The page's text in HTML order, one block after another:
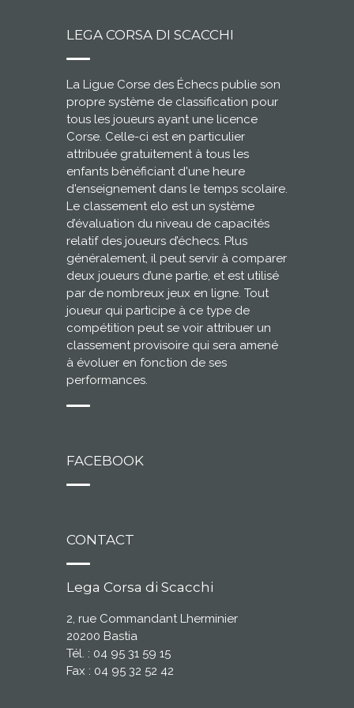
LEGA CORSA DI SCACCHI
La Ligue Corse des Échecs publie son
propre système de classification pour
tous les joueurs ayant une licence
Corse. Celle-ci est en particulier
attribuée gratuitement à tous les
enfants bénéficiant d'une heure
d'enseignement dans le temps scolaire.
Le classement elo est un système
d’évaluation du niveau de capacités
relatif des joueurs d’échecs. Plus
généralement, il peut servir à comparer
deux joueurs d’une partie, et est utilisé
par de nombreux jeux en ligne. Tout
joueur qui participe à ce type de
compétition peut se voir attribuer un
classement provisoire qui sera amené
à évoluer en fonction de ses
performances.
FACEBOOK
CONTACT
Lega Corsa di Scacchi
2, rue Commandant Lherminier
20200 Bastia
Tél. : 04 95 31 59 15
Fax : 04 95 32 52 42